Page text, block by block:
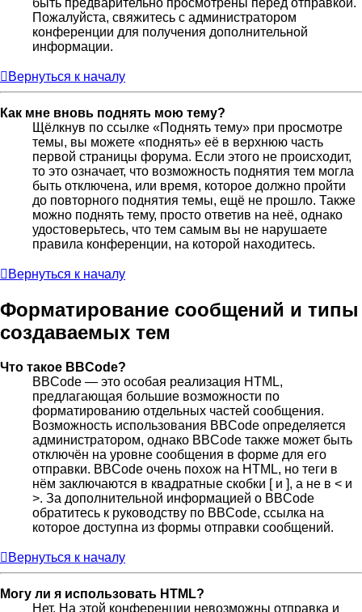
Пожалуйста, свяжитесь с администратором
конференции для получения дополнительной
информации.
Вернуться к началу
Как мне вновь поднять мою тему?
Щёлкнув по ссылке «Поднять тему» при просмотре
темы, вы можете «поднять» её в верхнюю часть
первой страницы форума. Если этого не происходит,
то это означает, что возможность поднятия тем могла
быть отключена, или время, которое должно пройти
до повторного поднятия темы, ещё не прошло. Также
можно поднять тему, просто ответив на неё, однако
удостоверьтесь, что тем самым вы не нарушаете
правила конференции, на которой находитесь.
Вернуться к началу
Форматирование сообщений и типы
создаваемых тем
Что такое BBCode?
BBCode — это особая реализация HTML,
предлагающая большие возможности по
форматированию отдельных частей сообщения.
Возможность использования BBCode определяется
администратором, однако BBCode также может быть
отключён на уровне сообщения в форме для его
отправки. BBCode очень похож на HTML, но теги в
нём заключаются в квадратные скобки [ и ], а не в < и
>. За дополнительной информацией о BBCode
обратитесь к руководству по BBCode, ссылка на
которое доступна из формы отправки сообщений.
Вернуться к началу
Могу ли я использовать HTML?
Нет. На этой конференции невозможны отправка и